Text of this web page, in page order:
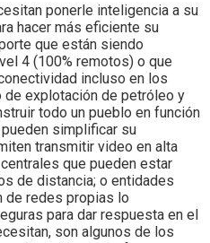
ponerle inteligencia a su
hacer más eficiente su
que están siendo
4 (100% remotos) o que
incluso en los
explotación de petróleo y
todo un pueblo en función
simplificar su
transmitir video en alta
que pueden estar
de distancia; o entidades
de redes propias lo
para dar respuesta en el
son algunos de los